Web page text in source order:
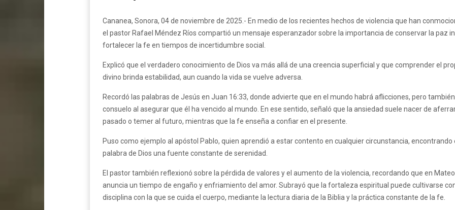
Cananea, Sonora, 04 de noviembre de 2025.- En medio de los recientes hechos de violencia que han
el pastor Rafael Méndez Ríos compartió un mensaje esperanzador sobre la importancia de conservar la paz
fortalecer la fe en tiempos de incertidumbre social.
Explicó que el verdadero conocimiento de Dios va más allá de una creencia superficial y que comprender el
divino brinda estabilidad, aun cuando la vida se vuelve adversa.
Recordó las palabras de Jesús en Juan 16:33, donde advierte que en el mundo habrá aflicciones, pero
consuelo al asegurar que él ha vencido al mundo. En ese sentido, señaló que la ansiedad suele nacer de
pasado o temer al futuro, mientras que la fe enseña a confiar en el presente.
Puso como ejemplo al apóstol Pablo, quien aprendió a estar contento en cualquier circunstancia, encontrando
palabra de Dios una fuente constante de serenidad.
El pastor también reflexionó sobre la pérdida de valores y el aumento de la violencia, recordando que en
anuncia un tiempo de engaño y enfriamiento del amor. Subrayó que la fortaleza espiritual puede cultivarse
disciplina con la que se cuida el cuerpo, mediante la lectura diaria de la Biblia y la práctica constante de la fe.